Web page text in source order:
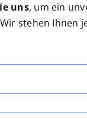
uns, um ein
stehen Ihnen